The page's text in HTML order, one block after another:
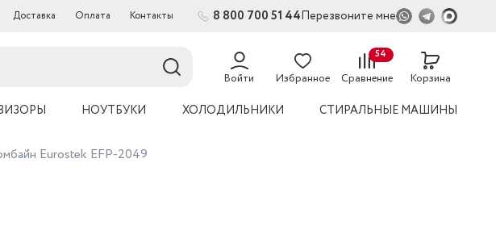
Доставка Оплата Контакты 8 800 700 51 44Перезвоните мне
Войти Избранное Сравнение
54
Корзина
НОУТБУКИ ХОЛОДИЛЬНИКИ СТИРАЛЬНЫЕ МАШИНЫ
Eurostek EFP-2049